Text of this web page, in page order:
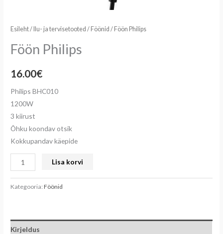
Esileht/ Ilu- ja tervisetooted / Föönid / Föön Philips
Föön Philips
16.00€
Philips BHC010
1200W
3 kiirust
Õhku koondav otsik
Kokkupandav käepide
Lisa korvi
Kategooria:Föönid
Kirjeldus